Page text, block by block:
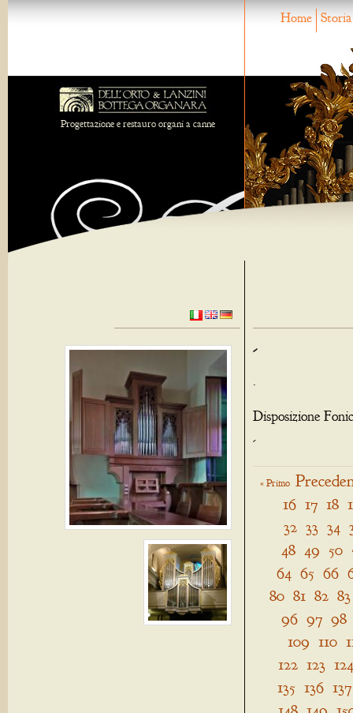
Home Storia
Progettazione e restauro organi a canne
-
.
Disposizione
-
« Primo
16 17 18
32 33 34
48 49 50
64 65 66
80 81 82 83
96 97 98
109 110
122 123 124
135 136 137